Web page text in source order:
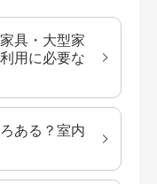
具・大型家
用に必要な
ある？室内